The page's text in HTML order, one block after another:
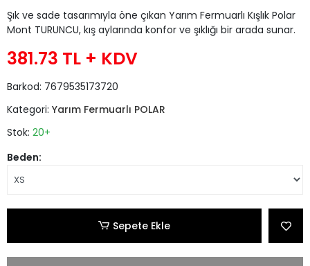
Şık ve sade tasarımıyla öne çıkan Yarım Fermuarlı Kışlık Polar
Mont TURUNCU, kış aylarında konfor ve şıklığı bir arada sunar.
381.73 TL + KDV
Barkod: 7679535173720
Kategori: Yarım Fermuarlı POLAR
Stok: 20+
Beden:
Sepete Ekle